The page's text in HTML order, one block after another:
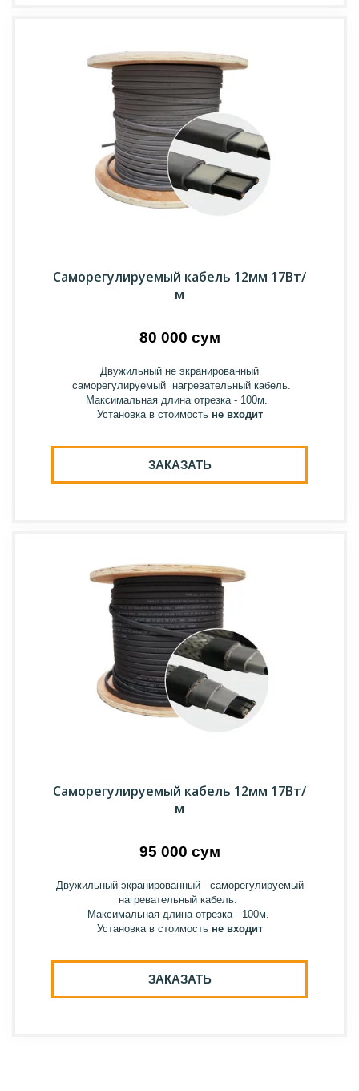
Саморегулируемый кабель 12мм 17Вт/
м
80 000 сум
Двужильный не экранированный
саморегулируемый нагревательный кабель.
Максимальная длина отрезка - 100м.
Установка в стоимость не входит
ЗАКАЗАТЬ
Саморегулируемый кабель 12мм 17Вт/
м
95 000 сум
Двужильный экранированный саморегулируемый
нагревательный кабель.
Максимальная длина отрезка - 100м.
Установка в стоимость не входит
ЗАКАЗАТЬ